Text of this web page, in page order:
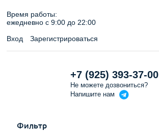
Время работы:
ежедневно c 9:00 до 22:00
Вход
Зарегистрироваться
+7 (925) 393-37-00
Не можете дозвониться?
Напишите нам
Фильтр